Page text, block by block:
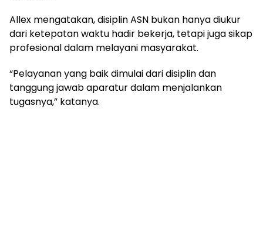
Allex mengatakan, disiplin ASN bukan hanya diukur
dari ketepatan waktu hadir bekerja, tetapi juga sikap
profesional dalam melayani masyarakat.
“Pelayanan yang baik dimulai dari disiplin dan
tanggung jawab aparatur dalam menjalankan
tugasnya,” katanya.